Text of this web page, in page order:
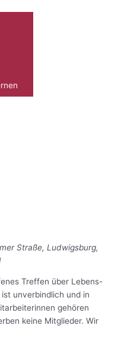
Straße, Ludwigsburg,
Treffen über Lebens-
unverbindlich und in
gehören
keine Mitglieder. Wir